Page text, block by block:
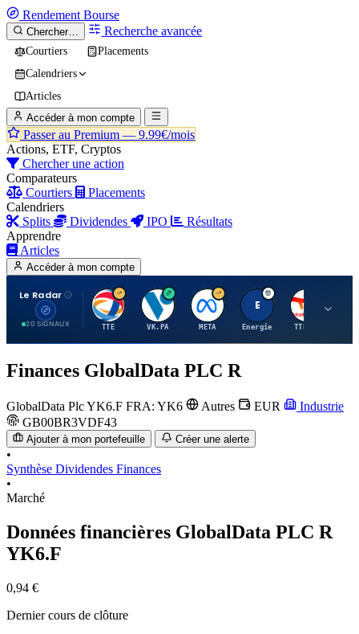
Rendement Bourse
Chercher… Recherche avancée
Courtiers
Placements
Calendriers
Articles
Accéder à mon compte
Passer au Premium — 9.99€/mois
Actions, ETF, Cryptos
Chercher une action
Comparateurs
Courtiers
Placements
Calendriers
Splits
Dividendes IPO
Résultats
Apprendre
Articles
Accéder à mon compte
Le Radar
20 SIGNAUX
T
TTE
V
VK.PA
M
META
E
Energie
T
TTE.PA
Finances GlobalData PLC R
GlobalData PlcYK6.F FRA: YK6 Autres EUR
Industrie
GB00BR3VDF43
Ajouter à mon portefeuille Créer une alerte
•
Synthèse Dividendes Finances
•
Marché
Données financières GlobalData PLC R
YK6.F
0,94 €
Dernier cours de clôture